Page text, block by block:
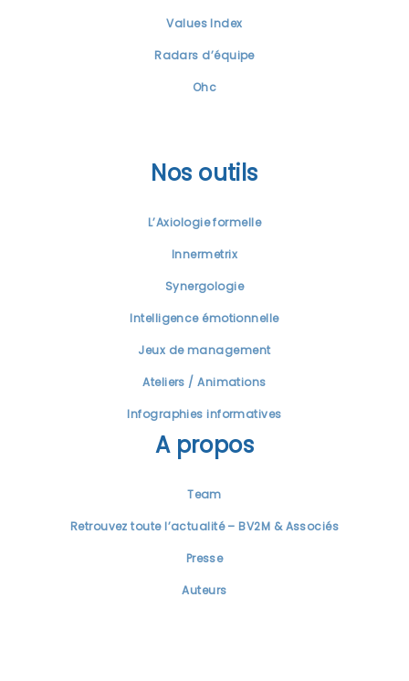
Values Index
Radars d’équipe
Ohc
Nos outils
L’Axiologie formelle
Innermetrix
Synergologie
Intelligence émotionnelle
Jeux de management
Ateliers / Animations
Infographies informatives
A propos
Team
Retrouvez toute l’actualité – BV2M & Associés
Presse
Auteurs